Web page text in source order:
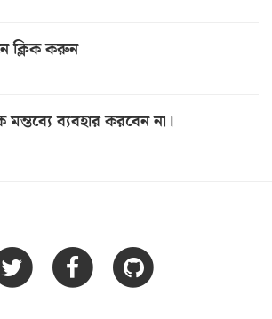
ক্লিক করুন
ব্যবহার করবেন না।